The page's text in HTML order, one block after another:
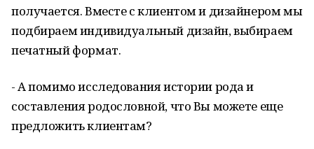
получается. Вместе с клиентом и дизайнером мы
подбираем индивидуальный дизайн, выбираем
печатный формат.
- А помимо исследования истории рода и
составления родословной, что Вы можете еще
предложить клиентам?